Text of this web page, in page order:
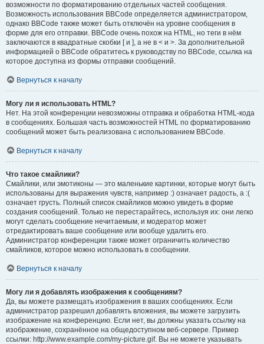
возможности по форматированию отдельных частей сообщения.
Возможность использования BBCode определяется администратором,
однако BBCode также может быть отключён на уровне сообщения в
форме для его отправки. BBCode очень похож на HTML, но теги в нём
заключаются в квадратные скобки [ и ], а не в < и >. За дополнительной
информацией о BBCode обратитесь к руководству по BBCode, ссылка на
которое доступна из формы отправки сообщений.
Вернуться к началу
Могу ли я использовать HTML?
Нет. На этой конференции невозможны отправка и обработка HTML-кода
в сообщениях. Большая часть возможностей HTML по форматированию
сообщений может быть реализована с использованием BBCode.
Вернуться к началу
Что такое смайлики?
Смайлики, или эмотиконы — это маленькие картинки, которые могут быть
использованы для выражения чувств, например :) означает радость, а :(
означает грусть. Полный список смайликов можно увидеть в форме
создания сообщений. Только не перестарайтесь, используя их: они легко
могут сделать сообщение нечитаемым, и модератор может
отредактировать ваше сообщение или вообще удалить его.
Администратор конференции также может ограничить количество
смайликов, которое можно использовать в сообщении.
Вернуться к началу
Могу ли я добавлять изображения к сообщениям?
Да, вы можете размещать изображения в ваших сообщениях. Если
администратор разрешил добавлять вложения, вы можете загрузить
изображение на конференцию. Если нет, вы должны указать ссылку на
изображение, сохранённое на общедоступном веб-сервере. Пример
ссылки: http://www.example.com/my-picture.gif. Вы не можете указывать